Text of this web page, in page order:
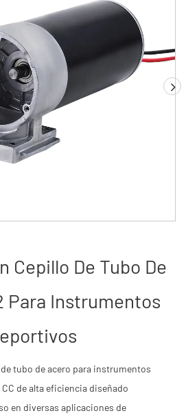
Cepillo De Tubo De
Para Instrumentos
tubo de acero para instrumentos
de alta eficiencia diseñado
en diversas aplicaciones de